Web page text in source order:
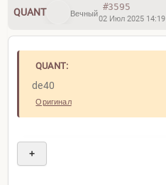
QUANT Вечный
#3595
02 Июл 2025 14:19
QUANT:
de40
Оригинал
+